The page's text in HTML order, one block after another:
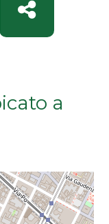
Rif. IMM 4748
Condividi
a